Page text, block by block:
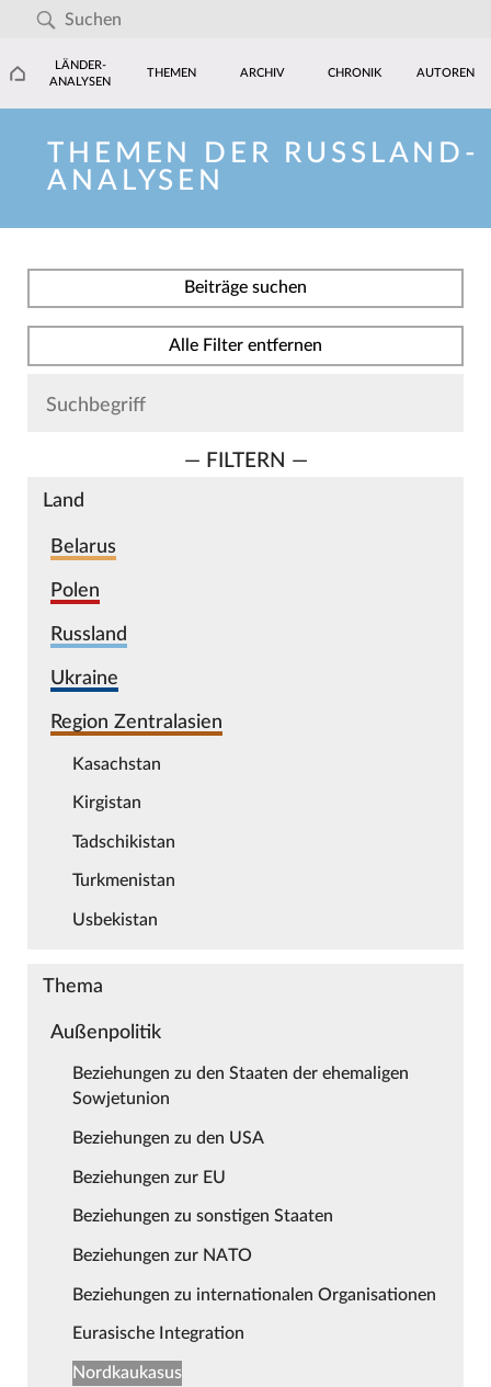
LÄNDER-
ANALYSEN
THEMEN ARCHIV CHRONIK AUTOREN
THEMEN DER RUSSLAND-
ANALYSEN
Beiträge suchen
Alle Filter entfernen
— FILTERN —
Land
Belarus
Polen
Russland
Ukraine
Region Zentralasien
Kasachstan
Kirgistan
Tadschikistan
Turkmenistan
Usbekistan
Thema
Außenpolitik
Beziehungen zu den Staaten der ehemaligen
Sowjetunion
Beziehungen zu den USA
Beziehungen zur EU
Beziehungen zu sonstigen Staaten
Beziehungen zur NATO
Beziehungen zu internationalen Organisationen
Eurasische Integration
Nordkaukasus